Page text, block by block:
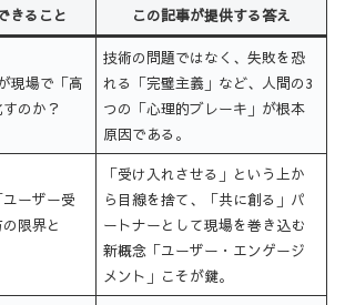
きること この記事が提供する答え
現場で「高
のか？
技術の問題ではなく、失敗を恐
れる「完璧主義」など、人間の3
つの「心理的ブレーキ」が根本
原因である。
ーザー受
限界と
「受け入れさせる」という上か
ら目線を捨て、「共に創る」パ
ートナーとして現場を巻き込む
新概念「ユーザー・エンゲージ
メント」こそが鍵。